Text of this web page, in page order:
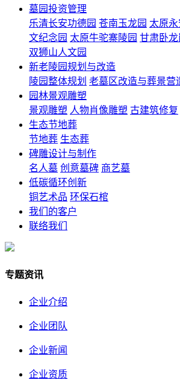
墓园投资管理
乐清长安功德园 苍南玉龙园 太原
文纪念园 太原牛驼寨陵园 甘肃卧龙
双狮山人文园
新老陵园规划与改造
陵园整体规划 老墓区改造与葬景营
园林景观雕塑
景观雕塑 人物肖像雕塑 古建筑修复
生态节地葬
节地葬 生态葬
碑雕设计与制作
名人墓 创意墓碑 商艺墓
低碳循环创新
铜艺术品 环保石棺
我们的客户
联络我们
专题资讯
企业介绍
企业团队
企业新闻
企业资质